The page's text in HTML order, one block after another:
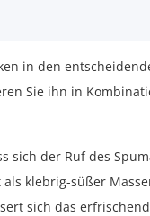
in den
Sie ihn in
sich der Ruf des
als klebrig-süßer
sich das